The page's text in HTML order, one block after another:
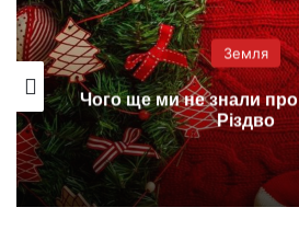
Земля
Чого ще ми не знали про
Різдво